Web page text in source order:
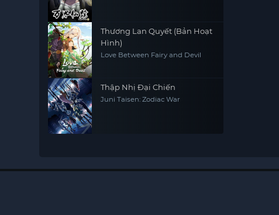
Thương Lan Quyết (Bản Hoạt
Hình)
Love Between Fairy and Devil
Thập Nhị Đại Chiến
Juni Taisen: Zodiac War